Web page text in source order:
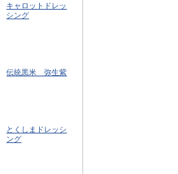
キャロットドレッ
シング
伝統黒米 弥生紫
とくしまドレッシ
ング